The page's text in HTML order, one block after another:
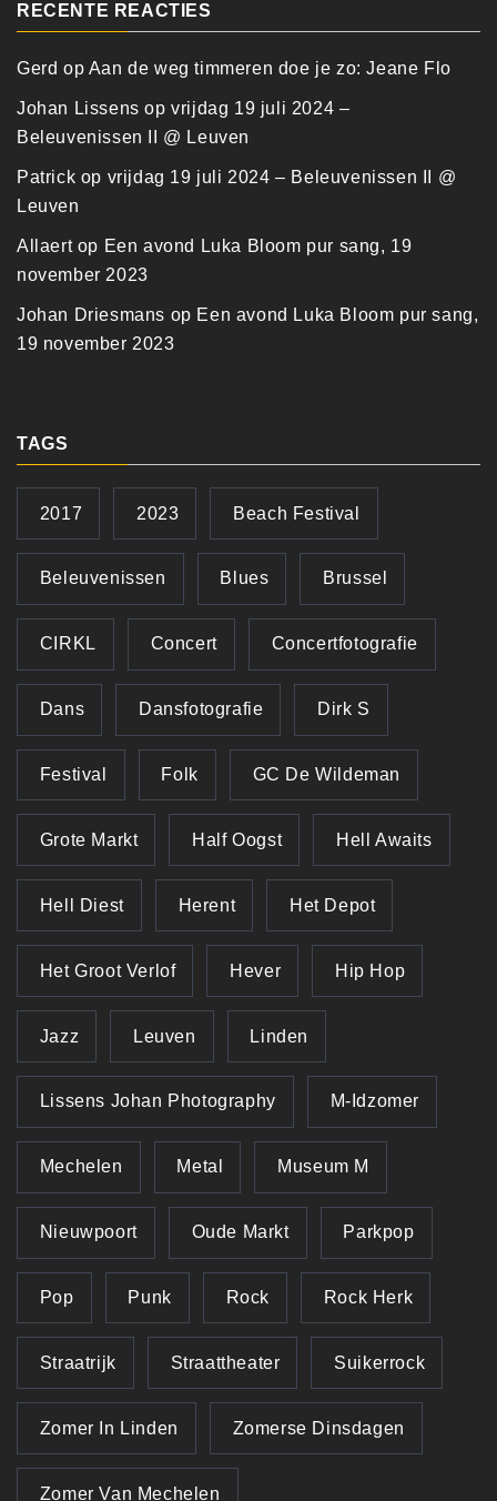
RECENTE REACTIES
Gerd op Aan de weg timmeren doe je zo: Jeane Flo
Johan Lissens opvrijdag 19 juli 2024 –
Beleuvenissen II @ Leuven
Patrick op vrijdag 19 juli 2024 – Beleuvenissen II @
Leuven
Allaertop Een avond Luka Bloom pur sang, 19
november 2023
Johan Driesmans op Een avond Luka Bloom pur sang,
19 november 2023
TAGS
2017 2023 Beach Festival
Beleuvenissen Blues Brussel
CIRKL Concert Concertfotografie
Dans Dansfotografie Dirk S
Festival Folk GC De Wildeman
Grote Markt Half Oogst Hell Awaits
Hell Diest Herent Het Depot
Het Groot Verlof Hever Hip Hop
Jazz Leuven Linden
Lissens Johan Photography M-Idzomer
Mechelen Metal Museum M
Nieuwpoort Oude Markt Parkpop
Pop Punk Rock Rock Herk
Straatrijk Straattheater Suikerrock
Zomer In Linden Zomerse Dinsdagen
Zomer Van Mechelen